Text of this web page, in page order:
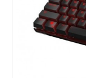
SERWERY